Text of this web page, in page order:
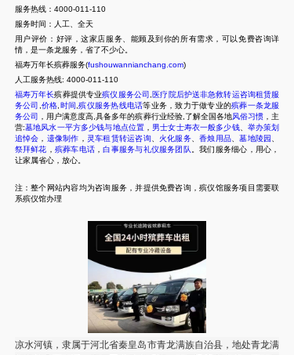
服务热线：4000-011-110
服务时间：人工、全天
用户评价：好评，这家店服务、能顾及到你的所有需求，可以免费咨询详
情，是一条龙服务，省了不少心。
福寿万年长殡葬服务(fushouwannianchang.com)
人工服务热线: 4000-011-110
福寿万年长殡葬提供专业殡仪服务公司 医疗院后护送非急救转运咨询租赁服
务公司 价格 时间 殡仪服务热线电话等业务，致力于做专业的殡葬一条龙服
务公司
，用户满意度高,具备多年的殡葬行业经验,了解全国各地风俗习惯 ，主
营:墓地风水一平方多少钱与地点位置 ， 男士女士寿衣一般多少钱、 举办策划
追悼会 ， 遗像制作 ， 灵车租赁转运咨询、 火化服务、香烛用品 、墓地陵园
祭拜鲜花 ， 殡葬车电话 ，白事服务与礼仪服务团队
。我们服务细心，用心，
让家属省心，放心。
注：整个网站内容均为咨询服务，并提供免费咨询，殡仪馆服务项目需要联
系殡仪馆办理
凉水河镇，隶属于河北省秦皇岛市青龙满族自治县，地处青龙满